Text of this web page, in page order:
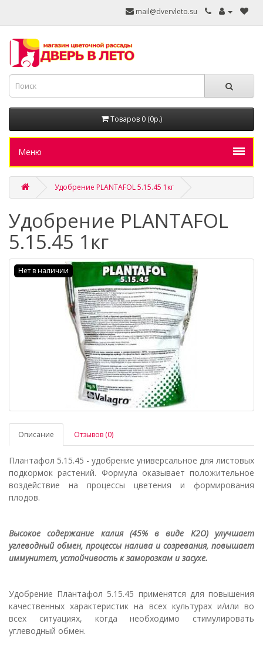
mail@dvervleto.su
Товаров 0 (0р.)
Меню
Удобрение PLANTAFOL 5.15.45 1кг
Удобрение PLANTAFOL
5.15.45 1кг
Нет в наличии
Описание Отзывов (0)
Плантафол 5.15.45 - удобрение универсальное для листовых
подкормок растений. Формула оказывает положительное
воздействие на процессы цветения и формирования
плодов.
Высокое содержание калия (45% в виде K2O) улучшает
углеводный обмен, процессы налива и созревания, повышает
иммунитет, устойчивость к заморозкам и засухе.
Удобрение Плантафол 5.15.45 применятся для повышения
качественных характеристик на всех культурах и/или во
всех ситуациях, когда необходимо стимулировать
углеводный обмен.